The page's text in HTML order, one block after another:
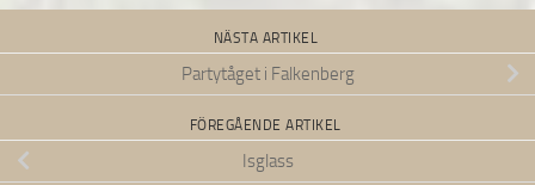
NÄSTA ARTIKEL
Partytåget i Falkenberg
FÖREGÅENDE ARTIKEL
Isglass